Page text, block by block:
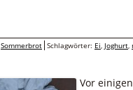
Sommerbrot Schlagwörter: Ei, Joghurt,
Vor